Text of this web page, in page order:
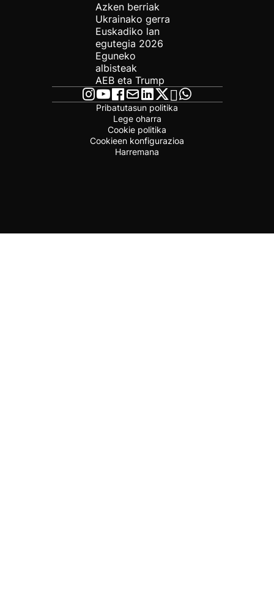
Azken berriak
Ukrainako gerra
Euskadiko lan
egutegia 2026
Eguneko
albisteak
AEB eta Trump
Pribatutasun politika
Lege oharra
Cookie politika
Cookieen konfigurazioa
Harremana